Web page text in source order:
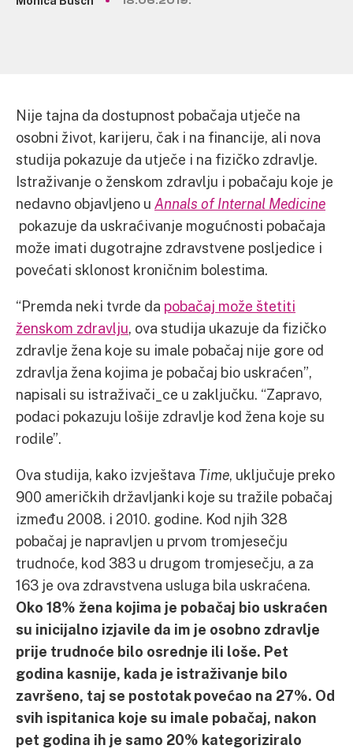
Nije tajna da dostupnost pobačaja utječe na
osobni život, karijeru, čak i na financije, ali nova
studija pokazuje da utječe i na fizičko zdravlje.
Istraživanje o ženskom zdravlju i pobačaju koje je
nedavno objavljeno u Annals of Internal Medicine
pokazuje da uskraćivanje mogućnosti pobačaja
može imati dugotrajne zdravstvene posljedice i
povećati sklonost kroničnim bolestima.
“Premda neki tvrde da pobačaj može štetiti
ženskom zdravlju, ova studija ukazuje da fizičko
zdravlje žena koje su imale pobačaj nije gore od
zdravlja žena kojima je pobačaj bio uskraćen”,
napisali su istraživači_ce u zaključku. “Zapravo,
podaci pokazuju lošije zdravlje kod žena koje su
rodile”.
Ova studija, kako izvještava Time, uključuje preko
900 američkih državljanki koje su tražile pobačaj
između 2008. i 2010. godine. Kod njih 328
pobačaj je napravljen u prvom tromjesečju
trudnoće, kod 383 u drugom tromjesečju, a za
163 je ova zdravstvena usluga bila uskraćena.
Oko 18% žena kojima je pobačaj bio uskraćen
su inicijalno izjavile da im je osobno zdravlje
prije trudnoće bilo osrednje ili loše. Pet
godina kasnije, kada je istraživanje bilo
završeno, taj se postotak povećao na 27%. Od
svih ispitanica koje su imale pobačaj, nakon
pet godina ih je samo 20% kategoriziralo